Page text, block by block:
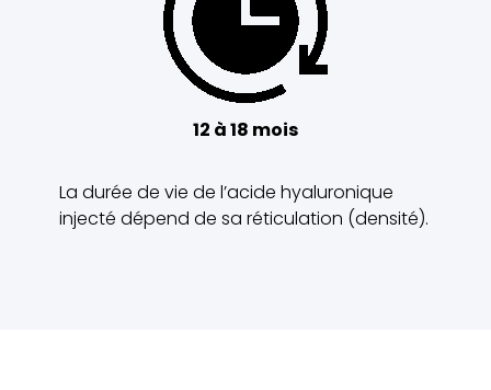
12 à 18 mois
La durée de vie de l’acide hyaluronique
injecté dépend de sa réticulation (densité).